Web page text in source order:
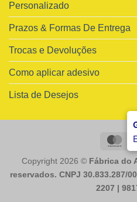
Personalizado
Prazos & Formas De Entrega
Trocas e Devoluções
Como aplicar adesivo
Lista de Desejos
Copyright 2026 © Fábrica do
reservados. CNPJ 30.833.287/
2207 |